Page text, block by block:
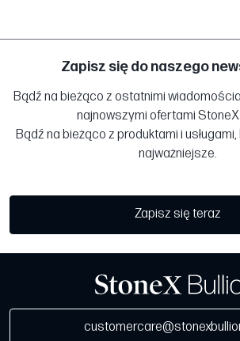
Zapisz się do naszego
Bądź na bieżąco z ostatnimi
najnowszymi ofertami StoneX
Bądź na bieżąco z produktami i
najważniejsze.
Zapisz się teraz